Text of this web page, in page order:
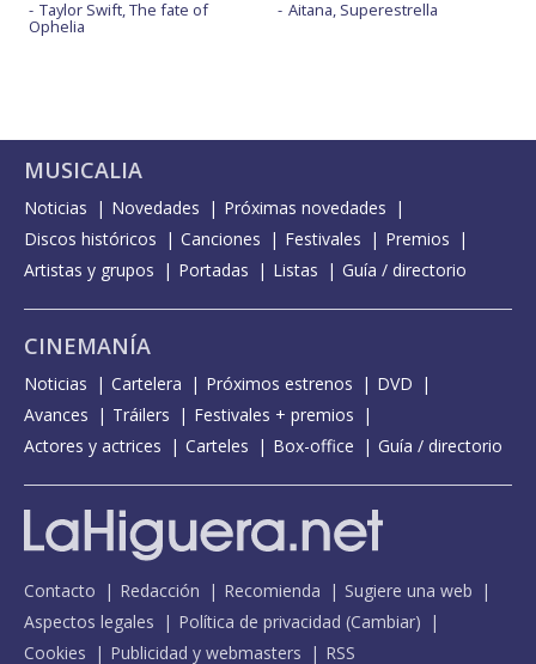
Taylor Swift, The fate of
Ophelia
Aitana, Superestrella
MUSICALIA
Noticias Novedades
Próximas novedades
Discos históricos
Canciones Festivales
Premios
Artistas y grupos
Portadas Listas Guía / directorio
CINEMANÍA
Noticias Cartelera Próximos estrenos
DVD
Avances
Tráilers
Festivales + premios
Actores y actrices
Carteles Box-office Guía / directorio
Contacto Redacción Recomienda
Sugiere una web
Aspectos legales
Política de privacidad (Cambiar)
Cookies
Publicidad y webmasters RSS